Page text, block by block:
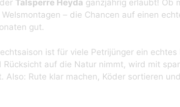
Talsperre Heyda ganzjährig erlaubt! Ob
– die Chancen auf einen
gut.
ist für viele Petrijünger ein
Rücksicht auf die Natur nimmt, wird mit
Also: Rute klar machen, Köder sortieren